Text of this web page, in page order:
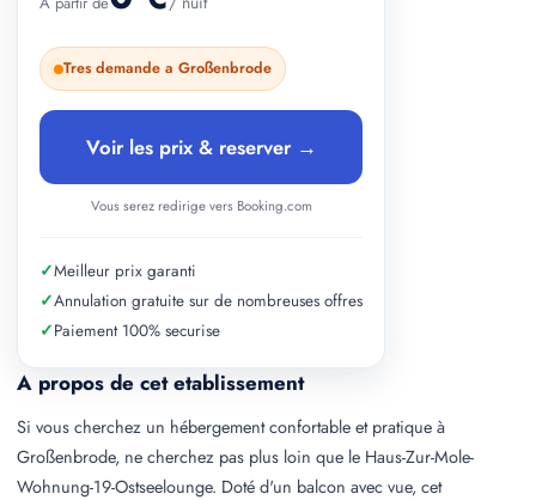
A propos de cet etablissement
Si vous cherchez un hébergement confortable et pratique à
Großenbrode, ne cherchez pas plus loin que le Haus-Zur-Mole-
Wohnung-19-Ostseelounge. Doté d'un balcon avec vue, cet
Tres demande a Großenbrode
Voir les prix & reserver →
Vous serez redirige vers Booking.com
✓Meilleur prix garanti
✓Annulation gratuite sur de nombreuses offres
✓Paiement 100% securise